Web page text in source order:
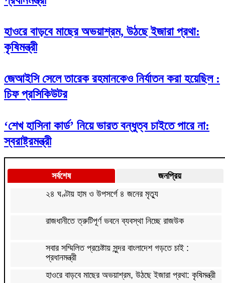
হাওরে বাড়বে মাছের অভয়াশ্রম, উঠছে ইজারা প্রথা:
কৃষিমন্ত্রী
জেআইসি সেলে তারেক রহমানকেও নির্যাতন করা হয়েছিল :
চিফ প্রসিকিউটর
‘শেখ হাসিনা কার্ড’ নিয়ে ভারত বন্ধুত্ব চাইতে পারে না:
স্বরাষ্ট্রমন্ত্রী
সর্বশেষ
জনপ্রিয়
২৪ ঘণ্টায় হাম ও উপসর্গে ৪ জনের মৃত্যু
রাজধানীতে ত্রুটিপূর্ণ ভবনে ব্যবস্থা নিচ্ছে রাজউক
সবার সম্মিলিত প্রচেষ্টায় সুন্দর বাংলাদেশ গড়তে চাই :
প্রধানমন্ত্রী
হাওরে বাড়বে মাছের অভয়াশ্রম, উঠছে ইজারা প্রথা: কৃষিমন্ত্রী